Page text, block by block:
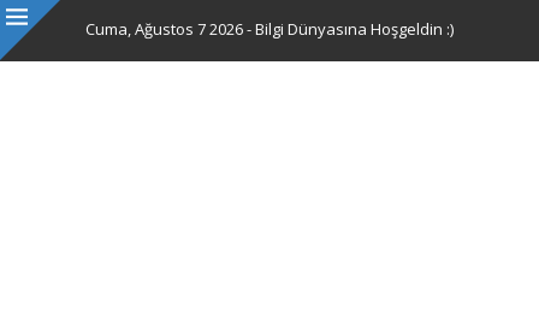
Cuma, Ağustos 7 2026 - Bilgi Dünyasına Hoşgeldin :)